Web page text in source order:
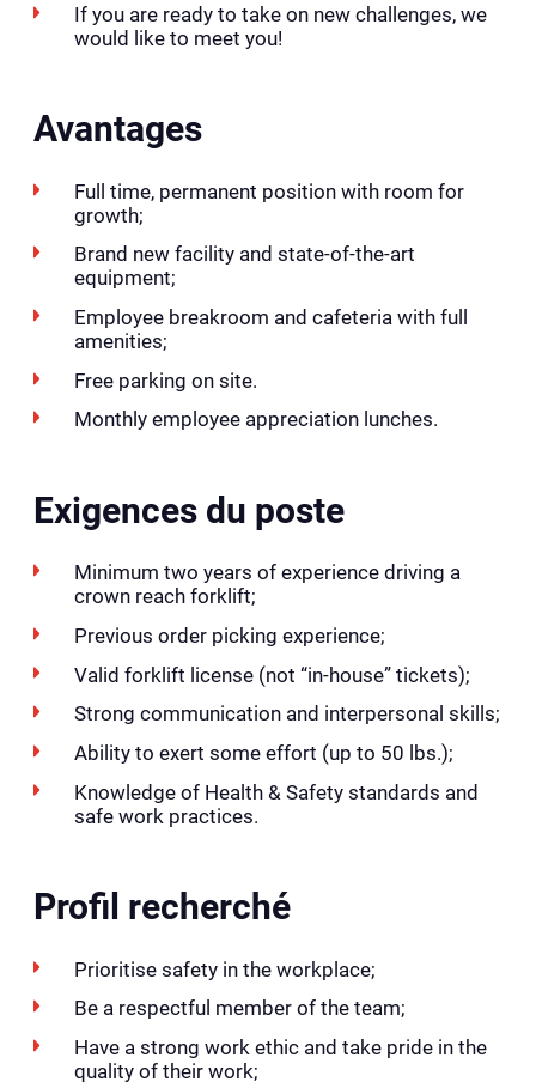
If you are ready to take on new challenges, we
would like to meet you!
Avantages
Full time, permanent position with room for
growth;
Brand new facility and state-of-the-art
equipment;
Employee breakroom and cafeteria with full
amenities;
Free parking on site.
Monthly employee appreciation lunches.
Exigences du poste
Minimum two years of experience driving a
crown reach forklift;
Previous order picking experience;
Valid forklift license (not “in-house” tickets);
Strong communication and interpersonal skills;
Ability to exert some effort (up to 50 lbs.);
Knowledge of Health & Safety standards and
safe work practices.
Profil recherché
Prioritise safety in the workplace;
Be a respectful member of the team;
Have a strong work ethic and take pride in the
quality of their work;